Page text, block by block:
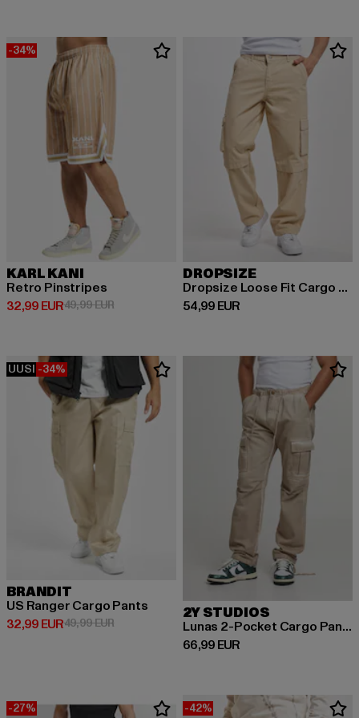
-34%
KARL KANI
Retro Pinstripes
32,99 EUR
Ajankohtainen hinta: 32,99 EUR
49,99 EURKampanjahinta: 49,99 EUR
DROPSIZE
Dropsize Loose Fit Cargo Pants Cream
54,99 EUR
Ajankohtainen hinta: 54,99 EUR
UUSI -34%
BRANDIT
US Ranger Cargo Pants
32,99 EUR
Ajankohtainen hinta: 32,99 EUR
49,99 EURKampanjahinta: 49,99 EUR
2Y STUDIOS
Lunas 2-Pocket Cargo Pants
66,99 EUR
Ajankohtainen hinta: 66,99 EUR
-27% -42%